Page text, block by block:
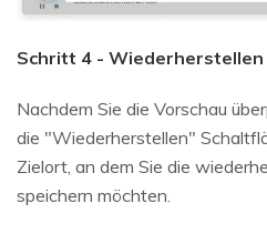
Schritt 4 - Wiederherstellen
Nachdem Sie die Vorschau
die "Wiederherstellen"
Zielort, an dem Sie die
speichern möchten.